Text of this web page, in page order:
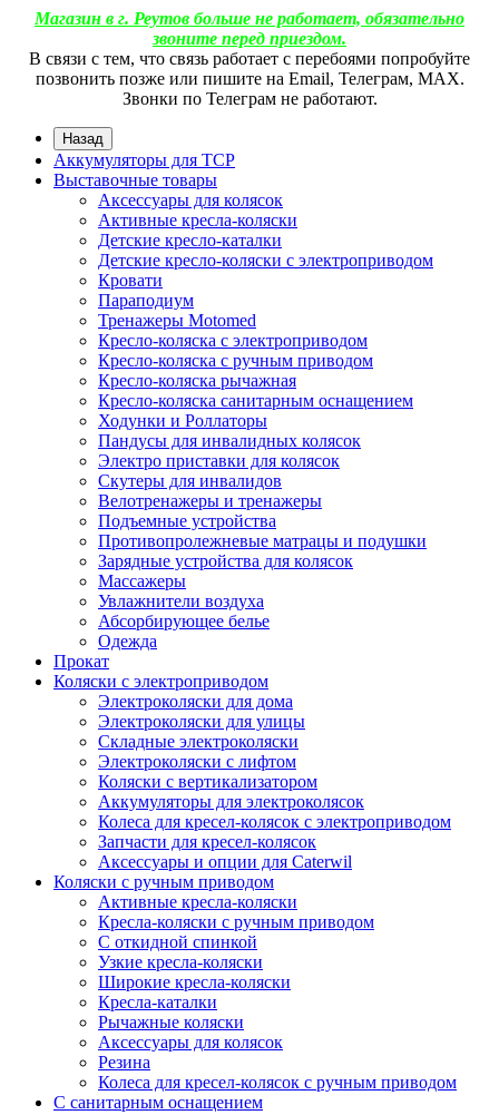
Магазин в г. Реутов больше не работает, обязательно
звоните перед приездом.
В связи с тем, что связь работает с перебоями попробуйте
позвонить позже или пишите на Email, Телеграм, МАХ.
Звонки по Телеграм не работают.
Назад
Аккумуляторы для ТСР
Выставочные товары
Аксессуары для колясок
Активные кресла-коляски
Детские кресло-каталки
Детские кресло-коляски с электроприводом
Кровати
Параподиум
Тренажеры Motomed
Кресло-коляска с электроприводом
Кресло-коляска с ручным приводом
Кресло-коляска рычажная
Кресло-коляска санитарным оснащением
Ходунки и Роллаторы
Пандусы для инвалидных колясок
Электро приставки для колясок
Скутеры для инвалидов
Велотренажеры и тренажеры
Подъемные устройства
Противопролежневые матрацы и подушки
Зарядные устройства для колясок
Массажеры
Увлажнители воздуха
Абсорбирующее белье
Одежда
Прокат
Коляски с электроприводом
Электроколяски для дома
Электроколяски для улицы
Складные электроколяски
Электроколяски с лифтом
Коляски с вертикализатором
Аккумуляторы для электроколясок
Колеса для кресел-колясок с электроприводом
Запчасти для кресел-колясок
Аксессуары и опции для Caterwil
Коляски с ручным приводом
Активные кресла-коляски
Кресла-коляски с ручным приводом
С откидной спинкой
Узкие кресла-коляски
Широкие кресла-коляски
Кресла-каталки
Рычажные коляски
Аксессуары для колясок
Резина
Колеса для кресел-колясок с ручным приводом
С санитарным оснащением